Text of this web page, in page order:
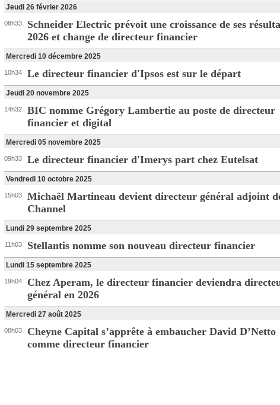
Jeudi 26 février 2026
08h33
Schneider Electric prévoit une croissance de ses
2026 et change de directeur financier
Mercredi 10 décembre 2025
10h34 Le directeur financier d'Ipsos est sur le départ
Jeudi 20 novembre 2025
14h32
BIC nomme Grégory Lambertie au poste de directeur
financier et digital
Mercredi 05 novembre 2025
09h33 Le directeur financier d'Imerys part chez Eutelsat
Vendredi 10 octobre 2025
15h03
Michaël Martineau devient directeur général adjoint
Channel
Lundi 29 septembre 2025
11h03 Stellantis nomme son nouveau directeur financier
Lundi 15 septembre 2025
19h04
Chez Aperam, le directeur financier deviendra
général en 2026
Mercredi 27 août 2025
08h03
Cheyne Capital s’apprête à embaucher David D’Netto
comme directeur financier